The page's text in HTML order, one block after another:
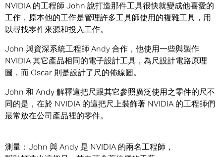
NVIDIA 的工程師 John 說打造那件工具很快就變成他喜愛的
工作，原本他的工作是管理許多工具師使用的複雜工具，用
以尋找零件來源和投入工作。
John 與資深系統工程師 Andy 合作，他使用一些與製作
NVIDIA 其它產品相同的電子設計工具，為尺設計電路原理
圖，而 Oscar 則是設計了尺的佈線圖。
John 和 Andy 解釋這把尺跟其它參照廣泛使用之零件的尺不
同的是，在於 NVIDIA 的這把尺上裝飾著 NVIDIA 的工程師們
最常放在公司產品裡的零件。
測量：John 與 Andy 是 NVIDIA 的兩名工程師，